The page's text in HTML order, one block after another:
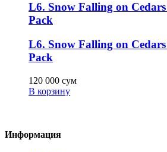
L6. Snow Falling on
Pack
L6. Snow Falling on
Pack
120 000 сум
В корзину
Информация